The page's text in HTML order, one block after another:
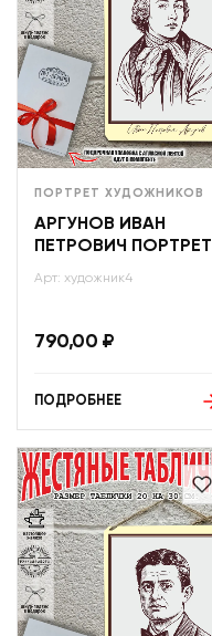
ПОРТРЕТ ХУДОЖНИКОВ
АРГУНОВ ИВАН
ПЕТРОВИЧ ПОРТРЕТ
Арт: художник4
790,00 ₽
ПОДРОБНЕЕ